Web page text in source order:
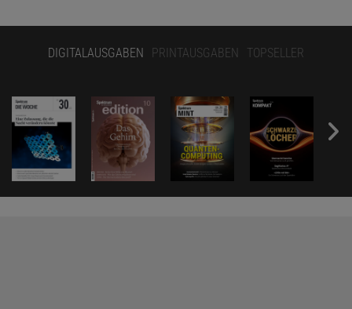
DIGITALAUSGABEN PRINTAUSGABEN TOPSELLER